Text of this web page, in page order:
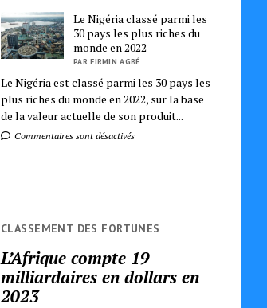
Le Nigéria classé parmi les
30 pays les plus riches du
monde en 2022
PAR FIRMIN AGBÉ
Le Nigéria est classé parmi les 30 pays les
plus riches du monde en 2022, sur la base
de la valeur actuelle de son produit...
Commentaires sont désactivés
CLASSEMENT DES FORTUNES
L’Afrique compte 19
milliardaires en dollars en
2023